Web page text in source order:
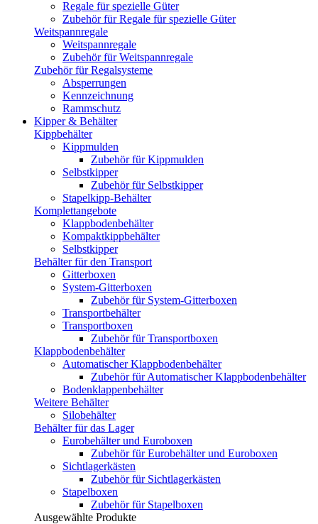
Regale für spezielle Güter
Zubehör für Regale für spezielle Güter
Weitspannregale
Weitspannregale
Zubehör für Weitspannregale
Zubehör für Regalsysteme
Absperrungen
Kennzeichnung
Rammschutz
Kipper & Behälter
Kippbehälter
Kippmulden
Zubehör für Kippmulden
Selbstkipper
Zubehör für Selbstkipper
Stapelkipp-Behälter
Komplettangebote
Klappbodenbehälter
Kompaktkippbehälter
Selbstkipper
Behälter für den Transport
Gitterboxen
System-Gitterboxen
Zubehör für System-Gitterboxen
Transportbehälter
Transportboxen
Zubehör für Transportboxen
Klappbodenbehälter
Automatischer Klappbodenbehälter
Zubehör für Automatischer Klappbodenbehälter
Bodenklappenbehälter
Weitere Behälter
Silobehälter
Behälter für das Lager
Eurobehälter und Euroboxen
Zubehör für Eurobehälter und Euroboxen
Sichtlagerkästen
Zubehör für Sichtlagerkästen
Stapelboxen
Zubehör für Stapelboxen
Ausgewählte Produkte